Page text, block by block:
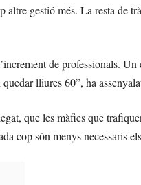
gestió més. La resta de
de professionals. Un
lliures 60”, ha
que les màfies que
cop són menys necessaris